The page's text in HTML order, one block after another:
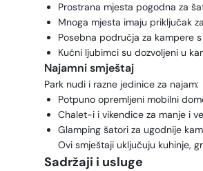
Prostrana mjesta pogodna za
Mnoga mjesta imaju priključak
Posebna područja za kampere
Kućni ljubimci su dozvoljeni u
Najamni smještaj
Park nudi i razne jedinice za najam:
Potpuno opremljeni mobilni
Chalet-i i vikendice za manje i
Glamping šatori za ugodnije
Ovi smještaji uključuju kuhinje,
Sadržaji i usluge